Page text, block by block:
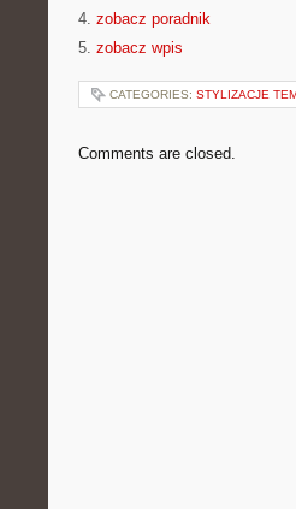
4. zobacz poradnik
5. zobacz wpis
CATEGORIES: STYLIZACJE
Comments are closed.